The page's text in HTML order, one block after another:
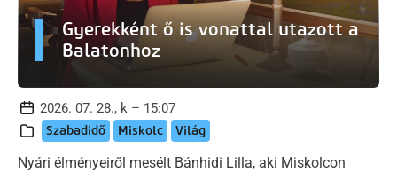
Gyerekként ő is vonattal utazott a
Balatonhoz
2026. 07. 28., k – 15:07
Szabadidő Miskolc Világ
Nyári élményeiről mesélt Bánhidi Lilla, aki Miskolcon